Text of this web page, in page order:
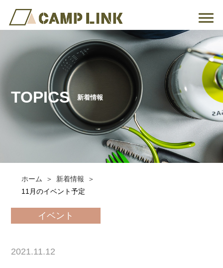
TOPICS 新着情報
ホーム
新着情報
11月のイベント予定
イベント
2021.11.12